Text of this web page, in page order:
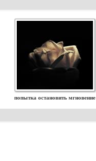
попытка остановить мгновение